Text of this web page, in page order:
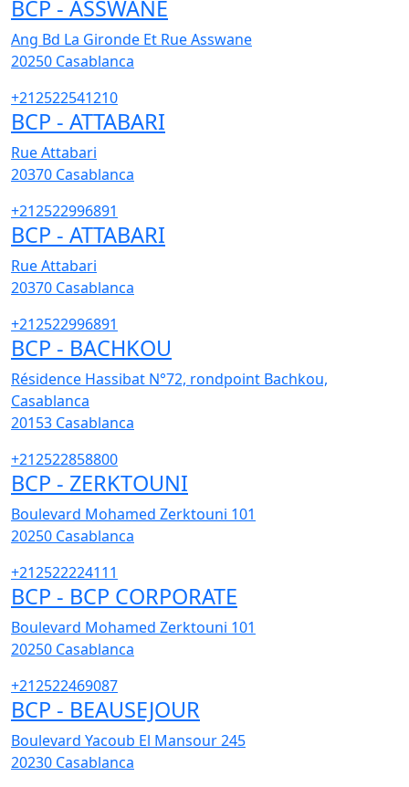
BCP - ASSWANE
Ang Bd La Gironde Et Rue Asswane
20250 Casablanca
+212522541210
BCP - ATTABARI
Rue Attabari
20370 Casablanca
+212522996891
BCP - ATTABARI
Rue Attabari
20370 Casablanca
+212522996891
BCP - BACHKOU
Résidence Hassibat N°72, rondpoint Bachkou,
Casablanca
20153 Casablanca
+212522858800
BCP - ZERKTOUNI
Boulevard Mohamed Zerktouni 101
20250 Casablanca
+212522224111
BCP - BCP CORPORATE
Boulevard Mohamed Zerktouni 101
20250 Casablanca
+212522469087
BCP - BEAUSEJOUR
Boulevard Yacoub El Mansour 245
20230 Casablanca